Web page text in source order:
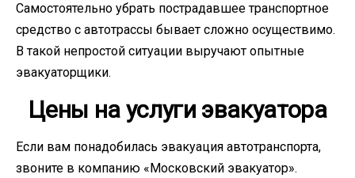
Самостоятельно убрать пострадавшее транспортное
средство с автотрассы бывает сложно осуществимо.
В такой непростой ситуации выручают опытные
эвакуаторщики.
Цены на услуги эвакуатора
Если вам понадобилась эвакуация автотранспорта,
звоните в компанию «Московский эвакуатор».